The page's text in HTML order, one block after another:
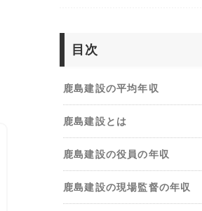
目次
鹿島建設の平均年収
鹿島建設とは
鹿島建設の役員の年収
鹿島建設の現場監督の年収